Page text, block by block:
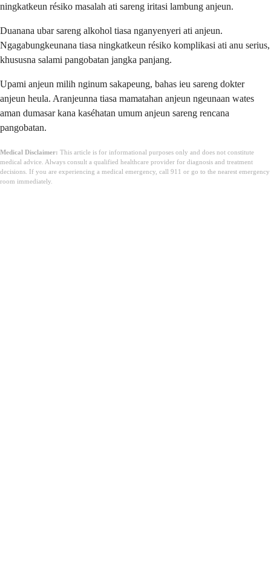
ningkatkeun résiko masalah ati sareng iritasi lambung anjeun.
Duanana ubar sareng alkohol tiasa nganyenyeri ati anjeun.
Ngagabungkeunana tiasa ningkatkeun résiko komplikasi ati anu serius,
khususna salami pangobatan jangka panjang.
Upami anjeun milih nginum sakapeung, bahas ieu sareng dokter
anjeun heula. Aranjeunna tiasa mamatahan anjeun ngeunaan wates
aman dumasar kana kaséhatan umum anjeun sareng rencana
pangobatan.
Medical Disclaimer: This article is for informational purposes only and does not constitute
medical advice. Always consult a qualified healthcare provider for diagnosis and treatment
decisions. If you are experiencing a medical emergency, call 911 or go to the nearest emergency
room immediately.